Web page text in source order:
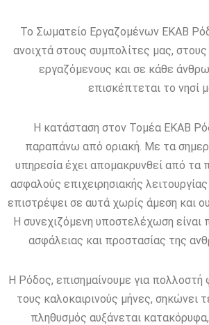
Το Σωματείο Εργαζομένων ΕΚΑΒ
ανοιχτά στους συμπολίτες μας,
εργαζόμενους και σε κάθε
επισκέπτεται το νησί
Η κατάσταση στον Τομέα ΕΚΑΒ
παραπάνω από οριακή. Με τα
υπηρεσία έχει απομακρυνθεί από τα
ασφαλούς επιχειρησιακής
επιστρέψει σε αυτά χωρίς άμεση και
Η συνεχιζόμενη υποστελέχωση είναι
ασφάλειας και προστασίας της
Η Ρόδος, επισημαίνουμε για πολλοστή
τους καλοκαιρινούς μήνες, σηκώνει
πληθυσμός αυξάνεται